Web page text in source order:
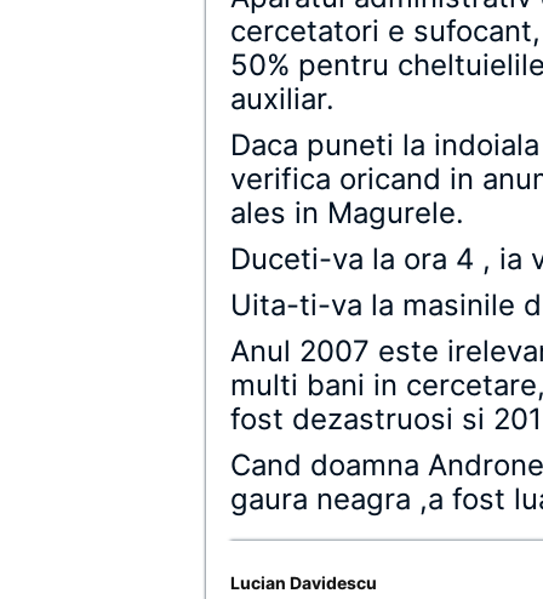
cercetatori e
50% pentru
auxiliar.
Daca puneti la
verifica oricand in
ales in Magurele.
Duceti-va la ora 4 , ia
Uita-ti-va la masinile
Anul 2007 este
multi bani in
fost dezastruosi si
Cand doamna
gaura neagra ,a fost
Lucian Davidescu